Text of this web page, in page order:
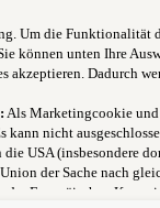
verstehen,
einem
Um die Funktionalität
können unten Ihre
Dadurch
Als Marketingcookie und
nicht
die USA (insbesondere
der Sache nach
Europäischen